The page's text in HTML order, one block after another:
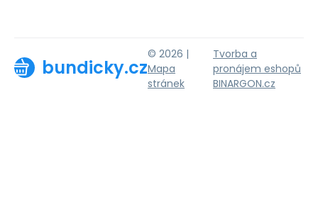
bundicky.cz
© 2026 |
Mapa
stránek
Tvorba a
pronájem eshopů
BINARGON.cz